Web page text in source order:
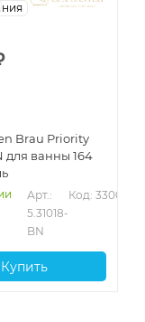
Brau Priority
для ванны 164
Арт.:
5.31018-
BN
Код: 33002
Купить